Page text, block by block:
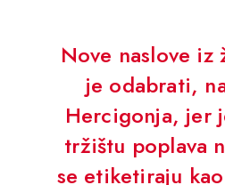
Nove naslove iz
je odabrati,
Hercigonja, jer
tržištu poplava
se etiketiraju